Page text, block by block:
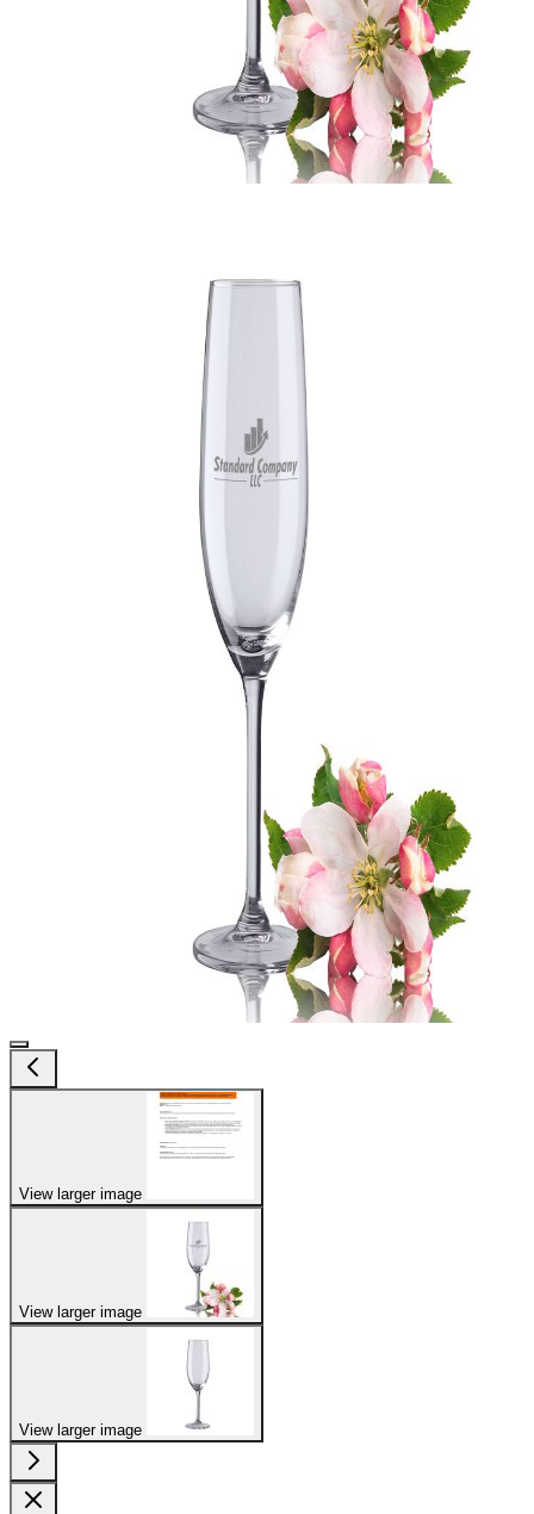
View larger image
View larger image
View larger image